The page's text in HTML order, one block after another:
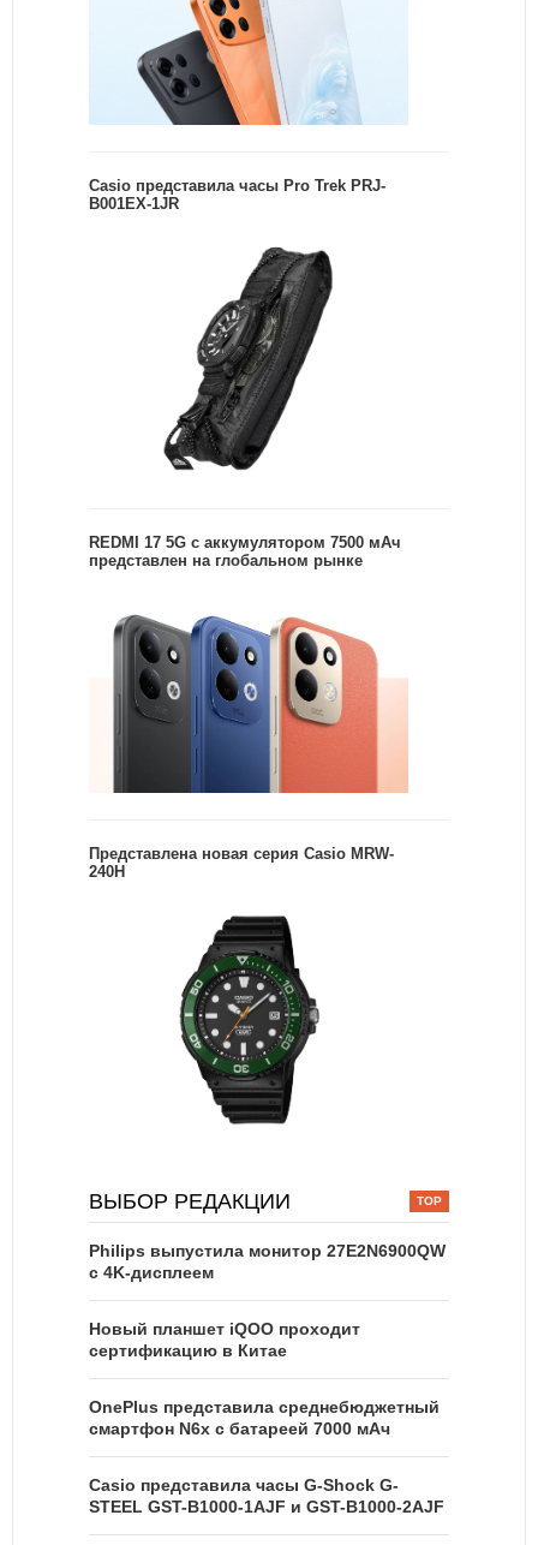
Casio представила часы Pro Trek PRJ-
B001EX-1JR
REDMI 17 5G c аккумулятором 7500 мАч
представлен на глобальном рынке
Представлена новая серия Casio MRW-
240H
ВЫБОР РЕДАКЦИИ
Philips выпустила монитор 27E2N6900QW
с 4K-дисплеем
Новый планшет iQOO проходит
сертификацию в Китае
OnePlus представила среднебюджетный
смартфон N6x с батареей 7000 мАч
Casio представила часы G-Shock G-
STEEL GST-B1000-1AJF и GST-B1000-2AJF